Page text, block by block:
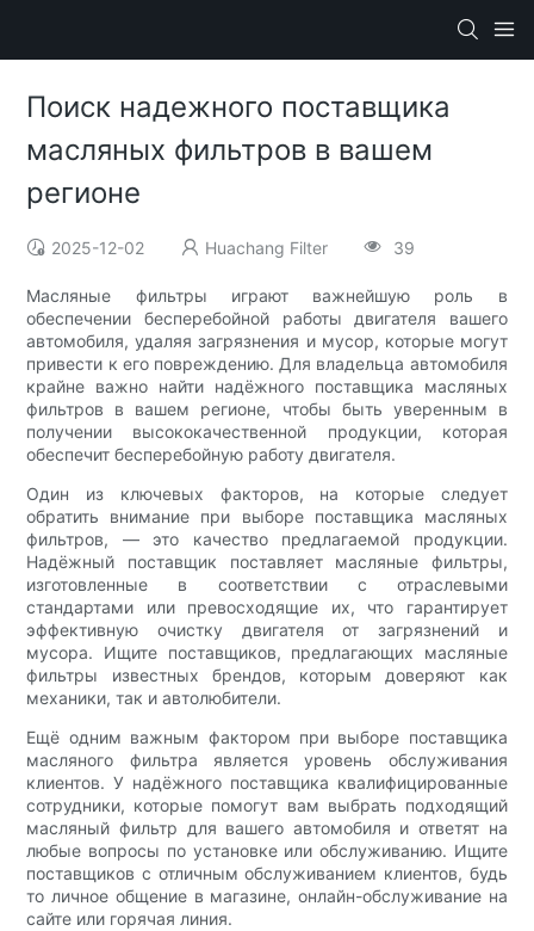
Поиск надежного поставщика
масляных фильтров в вашем
регионе
2025-12-02 Huachang Filter 39
Масляные фильтры играют важнейшую роль в
обеспечении бесперебойной работы двигателя вашего
автомобиля, удаляя загрязнения и мусор, которые могут
привести к его повреждению. Для владельца автомобиля
крайне важно найти надёжного поставщика масляных
фильтров в вашем регионе, чтобы быть уверенным в
получении высококачественной продукции, которая
обеспечит бесперебойную работу двигателя.
Один из ключевых факторов, на которые следует
обратить внимание при выборе поставщика масляных
фильтров, — это качество предлагаемой продукции.
Надёжный поставщик поставляет масляные фильтры,
изготовленные в соответствии с отраслевыми
стандартами или превосходящие их, что гарантирует
эффективную очистку двигателя от загрязнений и
мусора. Ищите поставщиков, предлагающих масляные
фильтры известных брендов, которым доверяют как
механики, так и автолюбители.
Ещё одним важным фактором при выборе поставщика
масляного фильтра является уровень обслуживания
клиентов. У надёжного поставщика квалифицированные
сотрудники, которые помогут вам выбрать подходящий
масляный фильтр для вашего автомобиля и ответят на
любые вопросы по установке или обслуживанию. Ищите
поставщиков с отличным обслуживанием клиентов, будь
то личное общение в магазине, онлайн-обслуживание на
сайте или горячая линия.